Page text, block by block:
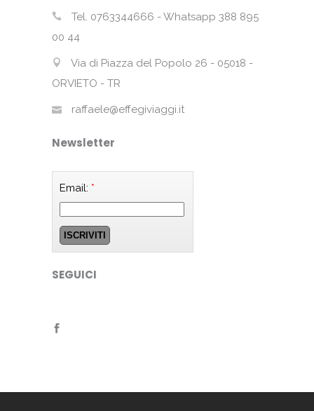
Tel. 0763344666 - Whatsapp 388 895
00 44
Via di Piazza del Popolo 26 - 05018 -
ORVIETO - TR
raffaele@effegiviaggi.it
Newsletter
Email: *
SEGUICI